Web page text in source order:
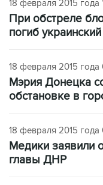
18 февраля 2015 года
При обстреле
погиб
18 февраля 2015 года
Мэрия Донецка
обстановке в
18 февраля 2015 года
Медики заявили
главы ДНР